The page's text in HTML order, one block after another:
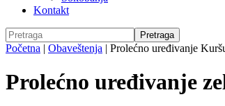
Kontakt
Početna | Obaveštenja | Prolećno uređivanje
Prolećno uređivanje